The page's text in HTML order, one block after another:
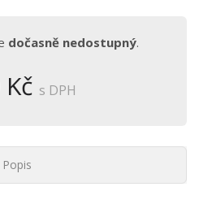
dočasně nedostupný.
s DPH
Popis